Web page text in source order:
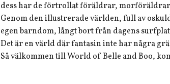
dess har de förtrollat föräldrar, morföräldrar
Genom den illustrerade världen, full av
egen barndom, långt bort från dagens
Det är en värld där fantasin inte har några
Så välkommen till World of Belle and Boo,